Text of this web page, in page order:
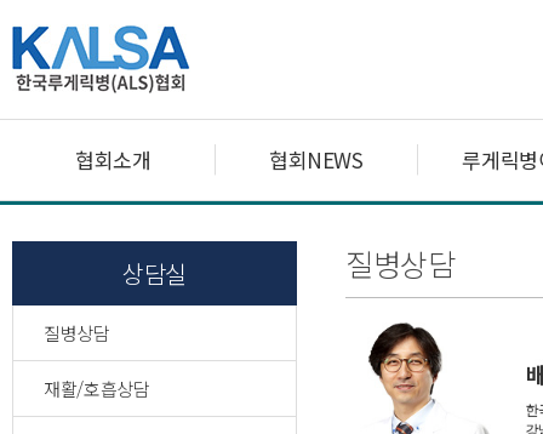
협회소개 협회NEWS 루게릭
상담실
질병상담
재활/호흡상담
질병상담